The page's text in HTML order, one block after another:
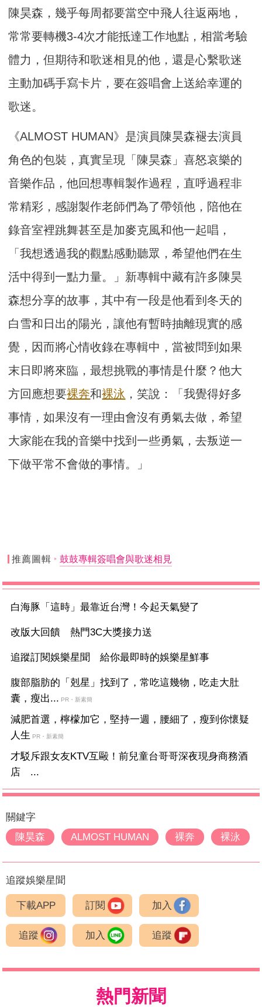
陳昊森，幾乎每周都要當空中飛人往返兩地，
常常要轉機3-4次才能抵達工作地點，相當考驗
體力，但期待和歌迷相見的他，還是心繫歌迷
主動加碼手寫卡片，要在簽唱會上送給幸運的
歌迷。
《ALMOST HUMAN》是演員陳昊森褪去演員
角色的包裝，真實呈現「陳昊森」喜怒哀樂的
音樂作品，他回想專輯製作過程，直呼過程非
常精彩，感謝製作老師們為了帶領他，陪他在
錄音室裡跳舞甚至是加麥克風和他一起唱，
「我想透過我的觀點感動聽眾，希望他們在生
活中得到一點力量。」新專輯中藏有許多陳昊
森想分享的故事，其中有一段是他看到冬天的
白雪和日出的陽光，讓他有暫時抽離現實的感
覺，因而將心情收錄在專輯中，當被問到如果
末日即將來臨，最想挑戰的事情是什麼？他大
方回應想要裸奔和裸泳 ，笑說：「我覺得好多
事情，如果沒有一理由會沒有勇氣去做，希望
大家能在我的音樂中找到一些勇氣，去叛逆一
下做平常不會做的事情。」
推薦圖輯 鼓鼓專輯簽唱會與歌迷相見
白海豚「這時」最靠近台灣！今起天氣變了
改版大回饋 熱門3C大獎接力送
追蹤訂閱娛樂星聞 給你最即時的娛樂星鮮事
腹部脂肪的「剋星」找到了，常吃這幾物，吃走大肚
囊，瘦出... PR・新素簡
減肥首選，檸檬加它，堅持一週，腰細了，瘦到你懷疑
人生 PR・新素簡
才駁斥跟女友KTV互毆！前兒童台哥哥深夜現身商務酒
店 ...
關鍵字
陳昊森
ALMOST HUMAN 裸奔 裸泳
追蹤娛樂星聞
下載APP 訂閱 加入
追蹤 加入 追蹤
熱門新聞